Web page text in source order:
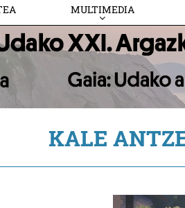
MULTIMEDIA
KALE